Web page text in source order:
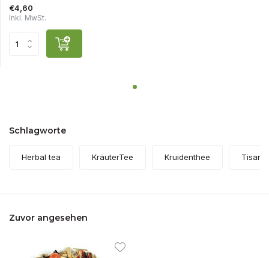
€4,60
Inkl. MwSt.
Schlagworte
Herbal tea KräuterTee Kruidenthee Tisane
Zuvor angesehen